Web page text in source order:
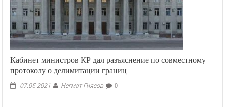
Кабинет министров КР дал разъяснение по совместному
протоколу о делимитации границ
07.05.2021 Негмат Гиясов 0